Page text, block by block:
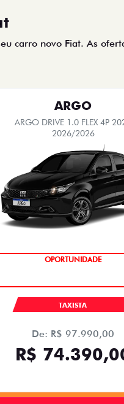
carro novo Fiat. As
ARGO
ARGO DRIVE 1.0 FLEX 4P
2026/2026
OPORTUNIDADE
TAXISTA
De: R$ 97.990,00
R$